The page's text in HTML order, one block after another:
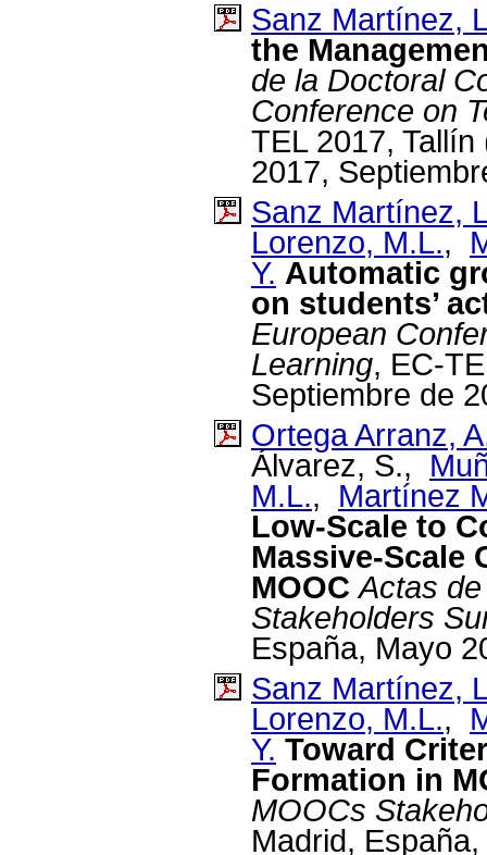
Sanz Martínez,
the
de la Doctoral
Conference on
TEL 2017,
2017,
Sanz Martínez,
Lorenzo, M.L.,
Y. Automatic
on students’
European
Learning, EC-
Septiembre de
Ortega Arranz,
Álvarez, S.,
M.L., Martínez
Low-Scale to
Massive-Scale
MOOC Actas
Stakeholders
España, Mayo
Sanz Martínez,
Lorenzo, M.L.,
Y. Toward
Formation in
MOOCs
Madrid,